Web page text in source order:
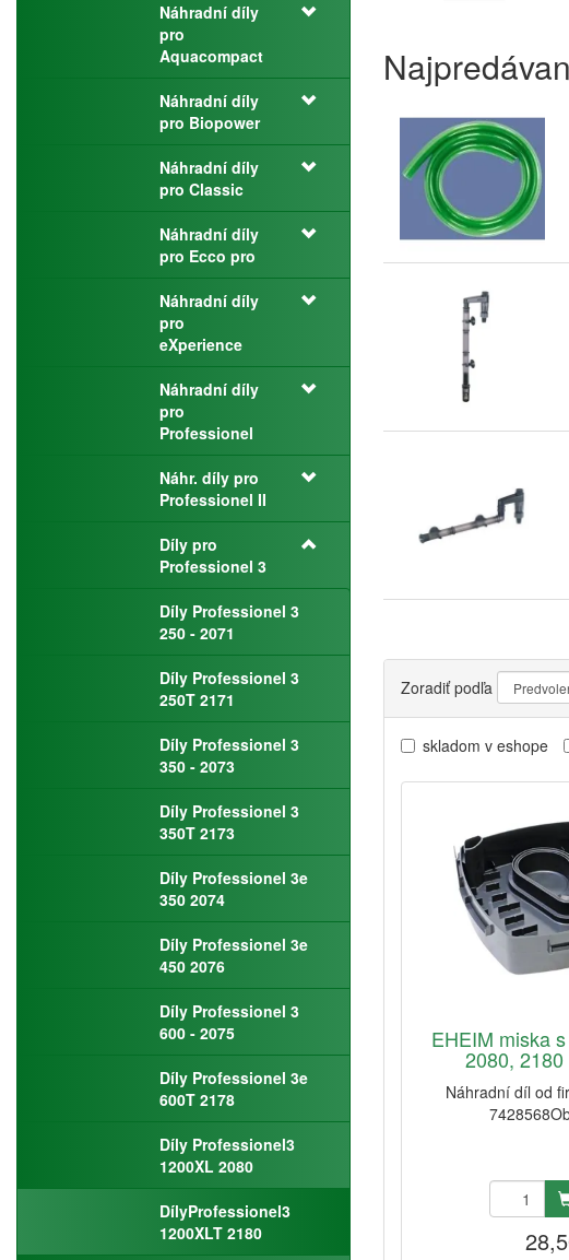
Náhradní díly
pro
Aquacompact
Náhradní díly
pro Biopower
Náhradní díly
pro Classic
Náhradní díly
pro Ecco pro
Náhradní díly
pro
eXperience
Náhradní díly
pro
Professionel
Náhr. díly pro
Professionel II
Díly pro
Professionel 3
Díly Professionel 3
250 - 2071
Díly Professionel 3
250T 2171
Díly Professionel 3
350 - 2073
Díly Professionel 3
350T 2173
Díly Professionel 3e
350 2074
Díly Professionel 3e
450 2076
Díly Professionel 3
600 - 2075
Díly Professionel 3e
600T 2178
Díly Professionel3
1200XL 2080
DílyProfessionel3
1200XLT 2180
Zoradiť podľa
skladom v eshope
EHEIM miska
2080,
Náhradní díl od